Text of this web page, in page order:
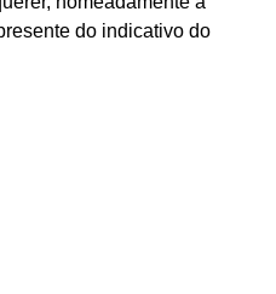
do indicativo do